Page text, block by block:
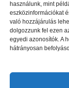
használunk, mint
eszközinformációkat
való hozzájárulás
dolgozzunk fel ezen
egyedi azonosítók. A
hátrányosan
Milyen garancia
Szükséges-e
karbantartása,